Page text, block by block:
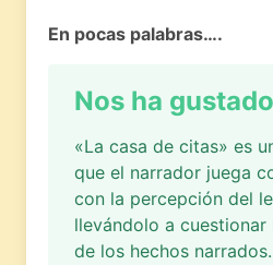
En pocas palabras….
Nos ha
«La casa de citas» es
que el narrador juega
con la percepción del
llevándolo a cuestionar
de los hechos